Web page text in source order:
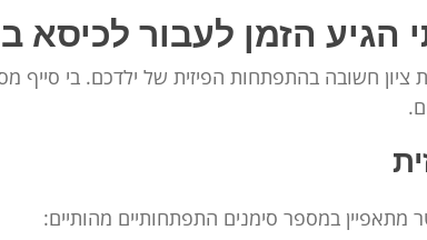
הגיע הזמן לעבור לכיסא
ציון חשובה בהתפתחות הפיזית של ילדכם. בי סייף
מתאפיין במספר סימנים התפתחותיים מהותיים: